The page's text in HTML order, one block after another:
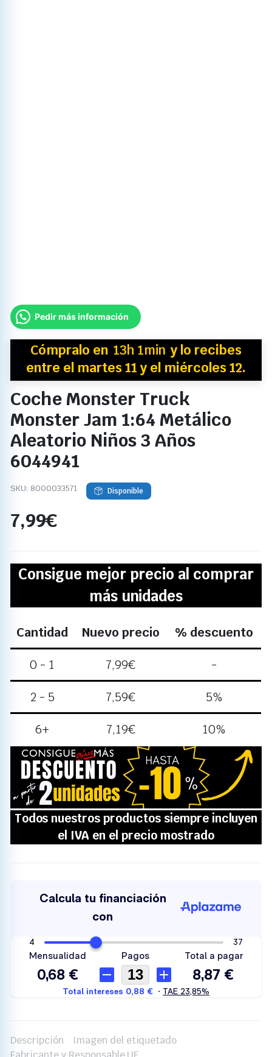
Pedir más información
Cómpralo en 13h 1min y lo recibes
entre el martes 11 y el miércoles 12.
Coche Monster Truck
Monster Jam 1:64 Metálico
Aleatorio Niños 3 Años
6044941
SKU: 8000033571 Disponible
7,99€
Consigue mejor precio al comprar
más unidades
Cantidad Nuevo precio % descuento
0 - 1 7,99€ -
2 - 5 7,59€ 5%
6+ 7,19€ 10%
Descripción
Imagen del etiquetado